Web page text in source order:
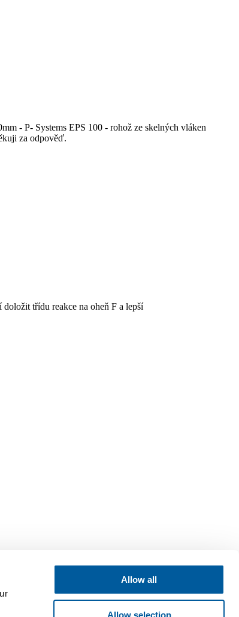
Allow all
Allow selection
- P- Systems EPS 100 - rohož ze skelných vláken
za odpověď.
třídu reakce na oheň F a lepší